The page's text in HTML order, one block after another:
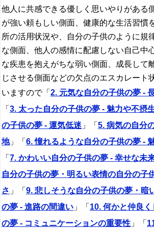
他人に共感できる優しく思いやりがある
が強い頼もしい側面、健康的な生活習慣
所の活用状況や、自分の子供のように規
な側面、他人の感情に配慮しない自己中
な疾患を抱えがちな弱い側面、成長して
じさせる側面などの欠点のエスカレート
いますので「 2. 元気な自分の子供の夢 -
「 3. 太った自分の子供の夢 - 魅力や不摂
の子供の夢 - 運気低迷 」「 5. 病気の自分
地」「 6. 憧れるような自分の子供の夢 -
「 7. かわいい自分の子供の夢 - 幸せな未
自分の子供の夢・明るい表情の自分の子
さ 」「 9. 悲しそうな自分の子供の夢・暗
の夢 - 進路の間違い 」「 10. 何かと仲良
の夢 - コミュニケーションの重要性 」「